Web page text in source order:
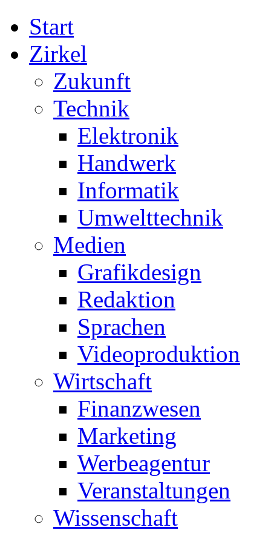
Start
Zirkel
Zukunft
Technik
Elektronik
Handwerk
Informatik
Umwelttechnik
Medien
Grafikdesign
Redaktion
Sprachen
Videoproduktion
Wirtschaft
Finanzwesen
Marketing
Werbeagentur
Veranstaltungen
Wissenschaft